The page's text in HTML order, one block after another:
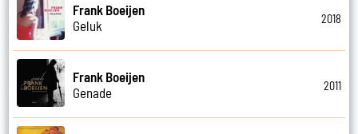
Frank Boeijen
Geluk
2018
Frank Boeijen
Genade
2011